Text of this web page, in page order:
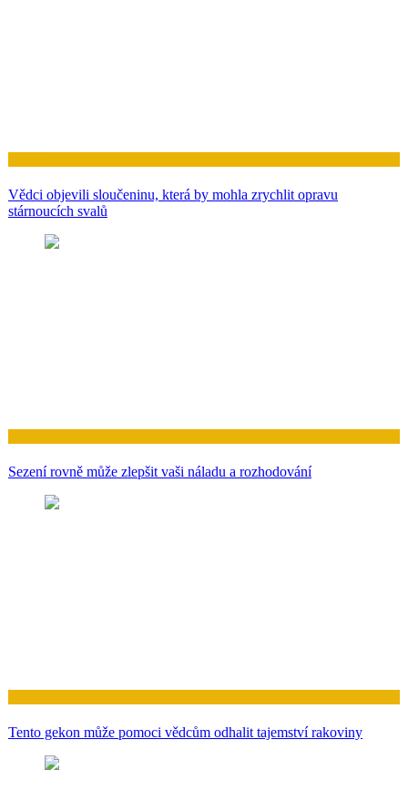
Vědci objevili sloučeninu, která by mohla zrychlit opravu
stárnoucích svalů
Sezení rovně může zlepšit vaši náladu a rozhodování
Tento gekon může pomoci vědcům odhalit tajemství rakoviny